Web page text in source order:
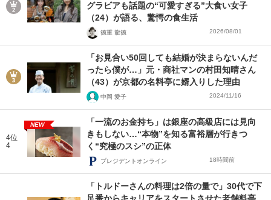
グラビアも話題の“可愛すぎる”大食い女子
（24）が語る、驚愕の食生活
徳重 龍徳 2026/08/01
「お見合い50回しても結婚が決まらないんだ
ったら僕が…」元・商社マンの村田知晴さん
（43）が京都の名料亭に婿入りした理由
中岡 愛子 2024/11/16
4位
4
NEW
「一流のお金持ち」は銀座の高級店には見向
きもしない…“本物”を知る富裕層が行きつ
く“究極のスシ”の正体
プレジデントオンライン 18時間前
「トルドーさんの料理は2倍の量で」30代で下